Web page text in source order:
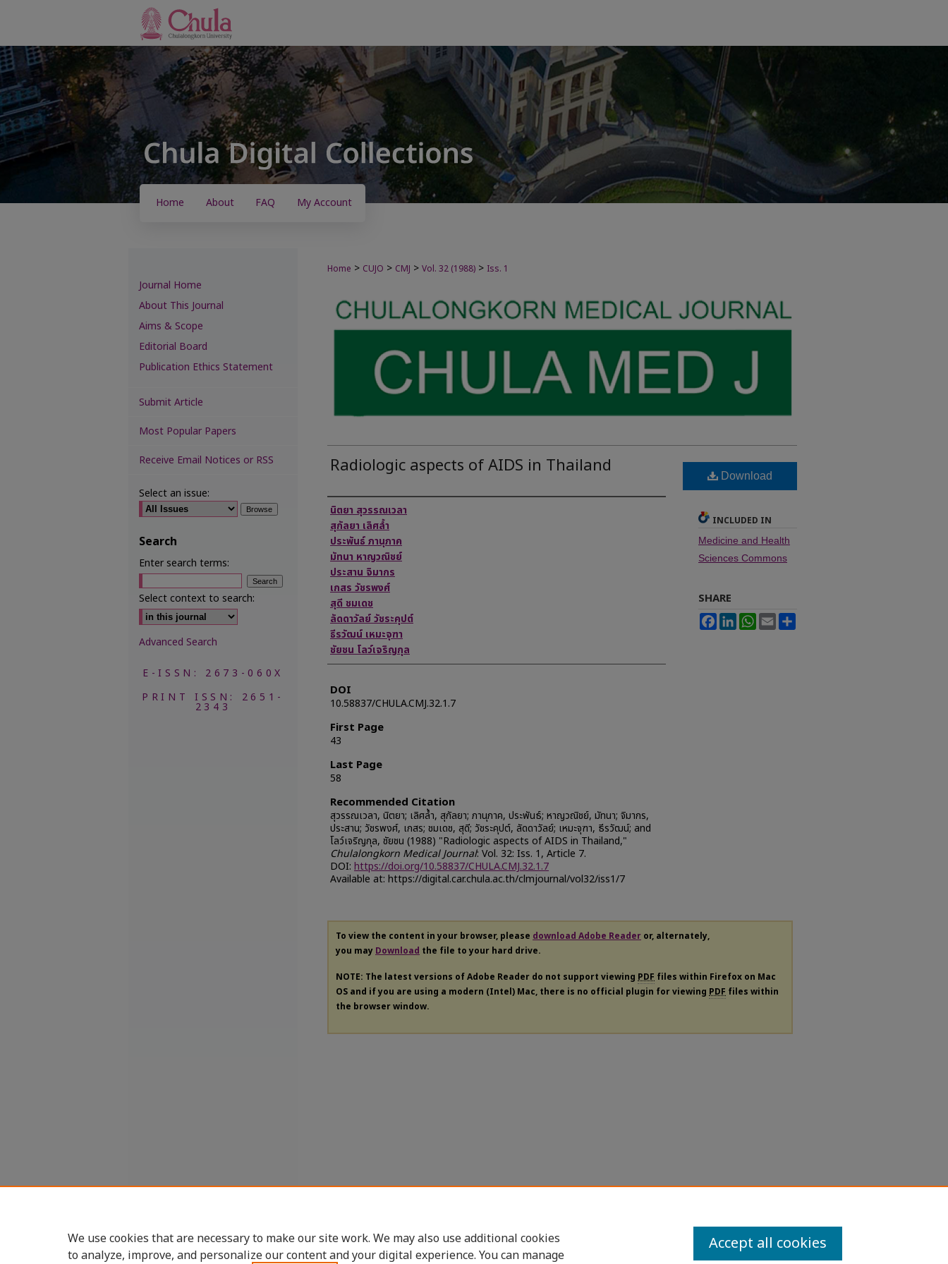
Home About FAQ My Account
Home > CUJO > CMJ > Vol. 32 (1988) > Iss. 1
Radiologic aspects of AIDS in Thailand
Authors
นิตยา สุวรรณเวลา
สุกัลยา เลิศล้ำ
ประพันธ์ ภานุภาค
มัทนา หาญวณิชย์
ประสาน จิมากร
เกสร วัชรพงศ์
สุดี ชมเดช
ลัดดาวัลย์ วัชระคุปต์
ธีรวัฒน์ เหมะจุฑา
ชัยชน โลว์เจริญกุล
DOI
10.58837/CHULA.CMJ.32.1.7
First Page
43
Last Page
58
Recommended Citation
สุวรรณเวลา, นิตยา; เลิศล้ำ, สุกัลยา; ภานุภาค, ประพันธ์; หาญวณิชย์, มัทนา; จิมากร,
ประสาน; วัชรพงศ์, เกสร; ชมเดช, สุดี; วัชระคุปต์, ลัดดาวัลย์; เหมะจุฑา, ธีรวัฒน์; and
โลว์เจริญกุล, ชัยชน (1988) "Radiologic aspects of AIDS in Thailand,"
Chulalongkorn Medical Journal: Vol. 32: Iss. 1, Article 7.
DOI: https://doi.org/10.58837/CHULA.CMJ.32.1.7
Available at: https://digital.car.chula.ac.th/clmjournal/vol32/iss1/7
Download
INCLUDED IN
Medicine and Health
Sciences Commons
SHARE
FacebookLinkedInWhatsApp
Email
To view the content in your browser, please download Adobe Reader or, alternately,
you may Download the file to your hard drive.
NOTE: The latest versions of Adobe Reader do not support viewing PDF files within Firefox on Mac
OS and if you are using a modern (Intel) Mac, there is no official plugin for viewing PDF files within
the browser window.
Journal Home
About This Journal
Aims & Scope
Editorial Board
Publication Ethics Statement
Submit Article
Most Popular Papers
Receive Email Notices or RSS
Select an issue:
Search
Enter search terms:
Select context to search:
Advanced Search
E-ISSN: 2673-060X
PRINT ISSN: 2651-
2343
We use cookies that are necessary to make our site work. We may also use additional cookies
to analyze, improve, and personalize our content and your digital experience. You can manage
Accept all cookies